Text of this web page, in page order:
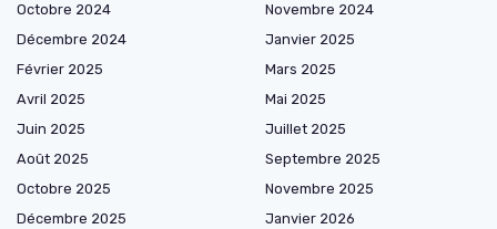
Octobre 2024
Novembre 2024
Décembre 2024
Janvier 2025
Février 2025
Mars 2025
Avril 2025
Mai 2025
Juin 2025
Juillet 2025
Août 2025
Septembre 2025
Octobre 2025
Novembre 2025
Décembre 2025
Janvier 2026